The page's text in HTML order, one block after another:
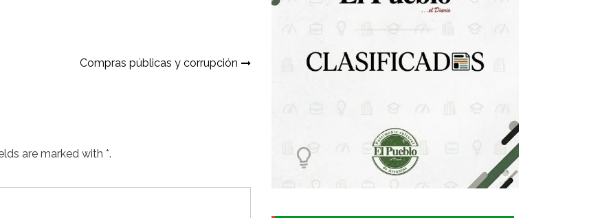
Compras públicas y corrupción
are marked with *.